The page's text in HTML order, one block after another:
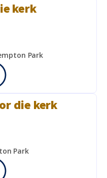
kerk
Park
die kerk
Park